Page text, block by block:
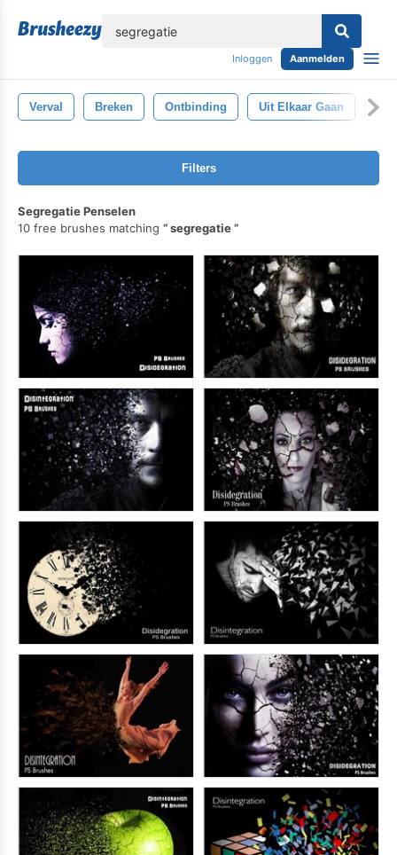
Inloggen Aanmelden
Verval Breken Ontbinding Uit Elkaar Gaan
Filters
Segregatie Penselen
10 free brushes matching
segregatie